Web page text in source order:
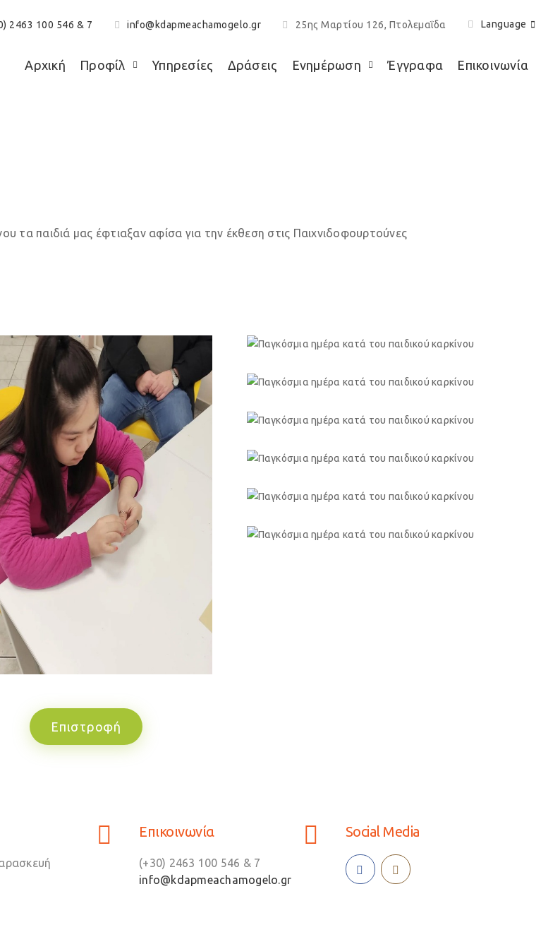
2463 100 546 & 7 info@kdapmeachamogelo.gr 25ης Μαρτίου 126, Πτολεμαΐδα Language
Αρχική Προφίλ Υπηρεσίες Δράσεις Ενημέρωση Έγγραφα Επικοινωνία
τα παιδιά μας έφτιαξαν αφίσα για την έκθεση στις Παιχνιδοφουρτούνες
Επιστροφή
Επικοινωνία
(+30) 2463 100 546 & 7
info@kdapmeachamogelo.gr
Social Media